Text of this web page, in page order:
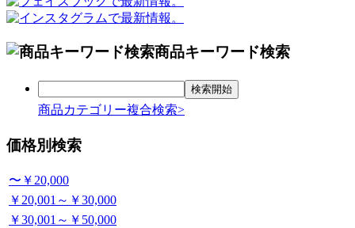
商品キーワード検索
商品カテゴリー複合検索>
価格別検索
〜￥20,000
￥20,001～￥30,000
￥30,001～￥50,000